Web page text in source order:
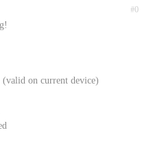
#0
(valid on current device)